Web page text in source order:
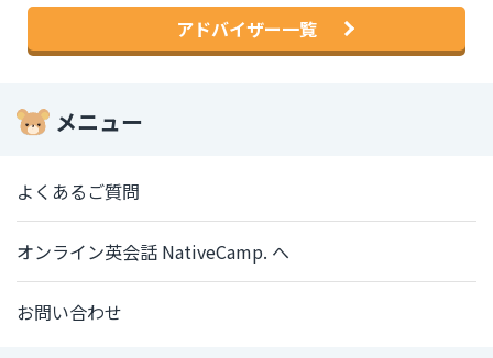
アドバイザー一覧
メニュー
よくあるご質問
オンライン英会話 NativeCamp. へ
お問い合わせ